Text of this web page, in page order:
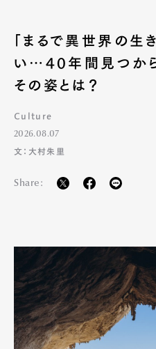
「まるで異世界の生
い…40年間見つから
その姿とは？
Culture
2026.08.07
文：大村朱里
Share: